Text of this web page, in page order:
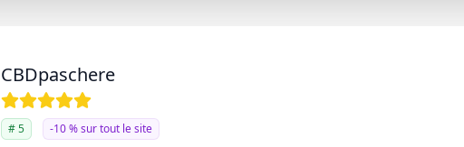
CBDpaschere
# 5 -10 % sur tout le site